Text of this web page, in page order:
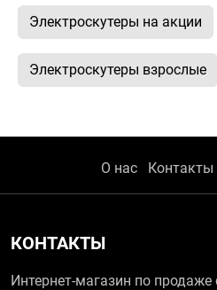
Электроскутеры на акции
Электроскутеры взрослые
О нас Контакты
КОНТАКТЫ
Интернет-магазин по продаже